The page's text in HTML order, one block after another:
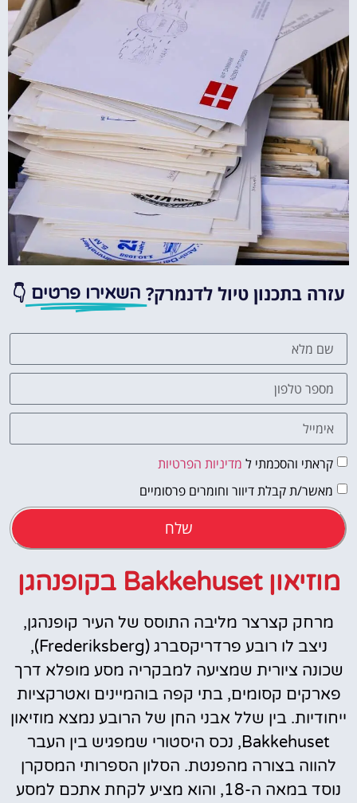
עזרה בתכנון טיול לדנמרק? השאירו פרטים 👇
קראתי והסכמתי ל מדיניות הפרטיות
מאשר/ת קבלת דיוור וחומרים פרסומיים
שלח
מוזיאון Bakkehuset בקופנהגן
מרחק קצרצר מליבה התוסס של העיר קופנהגן,
ניצב לו רובע פרדריקסברג (Frederiksberg),
שכונה ציורית שמציעה למבקריה מסע מופלא דרך
פארקים קסומים, בתי קפה בוהמיינים ואטרקציות
ייחודיות. בין שלל אבני החן של הרובע נמצא מוזיאון
Bakkehuset, נכס היסטורי שמפגיש בין העבר
להווה בצורה מהפנטת. הסלון הספרותי המסקרן
נוסד במאה ה-18, והוא מציע לקחת אתכם למסע